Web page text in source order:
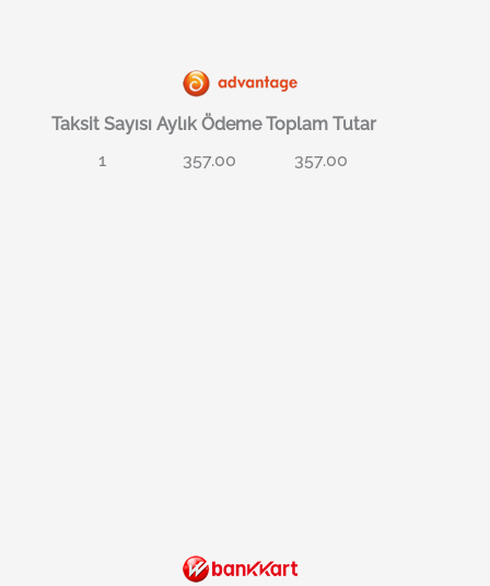
Taksit Sayısı Aylık Ödeme Toplam Tutar
1
357.00 357.00